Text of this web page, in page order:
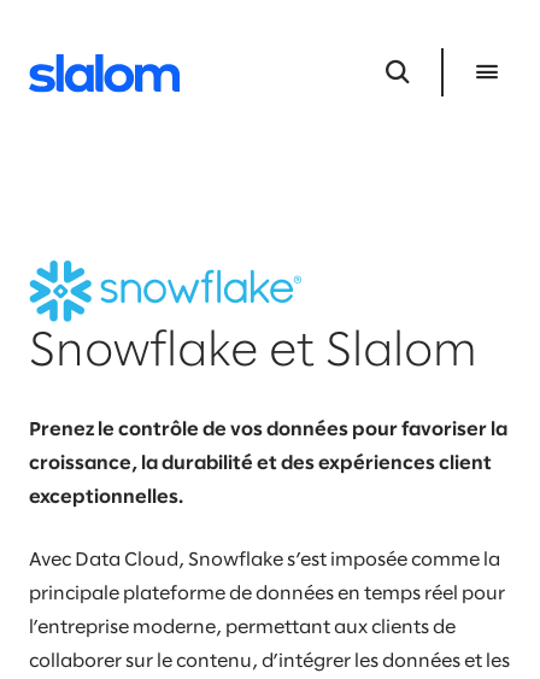
Snowflake et Slalom
Prenez le contrôle de vos données pour favoriser la
croissance, la durabilité et des expériences client
exceptionnelles.
Avec Data Cloud, Snowflake s’est imposée comme la
principale plateforme de données en temps réel pour
l’entreprise moderne, permettant aux clients de
collaborer sur le contenu, d’intégrer les données et les